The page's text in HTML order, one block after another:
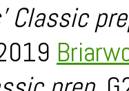
Classic